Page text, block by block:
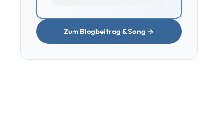
Zum Blogbeitrag & Song →